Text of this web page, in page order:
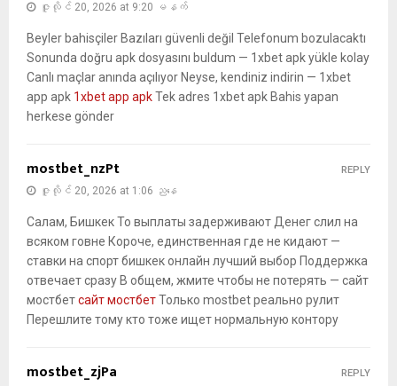
ဇူလိုင် 20, 2026 at 9:20 မနက်
Beyler bahisçiler Bazıları güvenli değil Telefonum bozulacaktı
Sonunda doğru apk dosyasını buldum — 1xbet apk yükle kolay
Canlı maçlar anında açılıyor Neyse, kendiniz indirin — 1xbet
app apk 1xbet app apkTek adres 1xbet apk Bahis yapan
herkese gönder
mostbet_nzPt
ဇူလိုင် 20, 2026 at 1:06 ညနေ
Салам, Бишкек То выплаты задерживают Денег слил на
всяком говне Короче, единственная где не кидают —
ставки на спорт бишкек онлайн лучший выбор Поддержка
отвечает сразу В общем, жмите чтобы не потерять — сайт
мостбетсайт мостбетТолько mostbet реально рулит
Перешлите тому кто тоже ищет нормальную контору
REPLY
mostbet_zjPa REPLY